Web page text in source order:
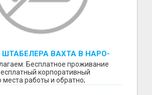
ВАХТА В НАРО-
Бесплатное проживание
корпоративный
места работы и обратно;